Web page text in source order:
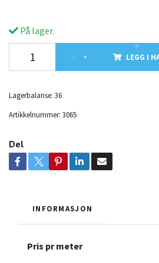
På lager.
LEGG I
Lagerbalanse: 36
Artikkelnummer: 3065
Del
INFORMASJON
Pris pr meter